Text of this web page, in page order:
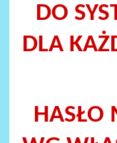
DO
DLA
HASŁO